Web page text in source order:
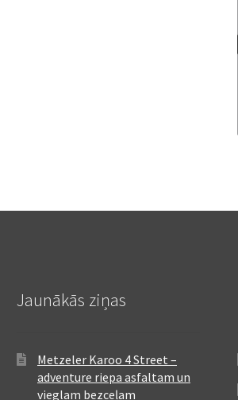
Jaunākās ziņas
Metzeler Karoo 4 Street –
adventure riepa asfaltam un
vieglam bezceļam